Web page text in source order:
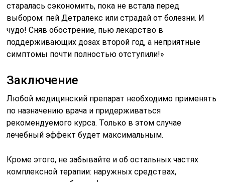
старалась сэкономить, пока не встала перед
выбором: пей Детралекс или страдай от болезни. И
чудо! Сняв обострение, пью лекарство в
поддерживающих дозах второй год, а неприятные
симптомы почти полностью отступили!»
Заключение
Любой медицинский препарат необходимо применять
по назначению врача и придерживаться
рекомендуемого курса. Только в этом случае
лечебный эффект будет максимальным.
Кроме этого, не забывайте и об остальных частях
комплексной терапии: наружных средствах,